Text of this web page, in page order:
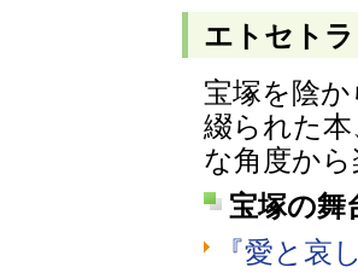
エトセトラ
宝塚を陰
綴られた
な角度か
宝塚の舞
『愛と哀